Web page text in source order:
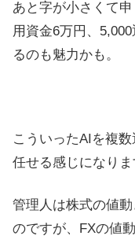
あと字が小さくて
用資金6万円、
るのも魅力かも。
こういったAIを複
任せる感じになりま
管理人は株式の値
のですが、FXの値